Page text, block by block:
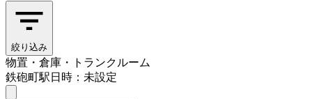
絞り込み
物置・倉庫・トランクルーム
鉄砲町駅日時：未設定